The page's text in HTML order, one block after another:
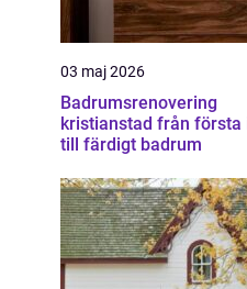
03 maj 2026
Badrumsrenovering
kristianstad från första idé
till färdigt badrum